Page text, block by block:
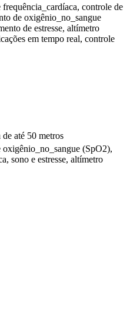
controle de
de oxigênio_no_sangue
de estresse, altímetro
em tempo real, controle
de até 50 metros
(SpO2),
sono e estresse, altímetro